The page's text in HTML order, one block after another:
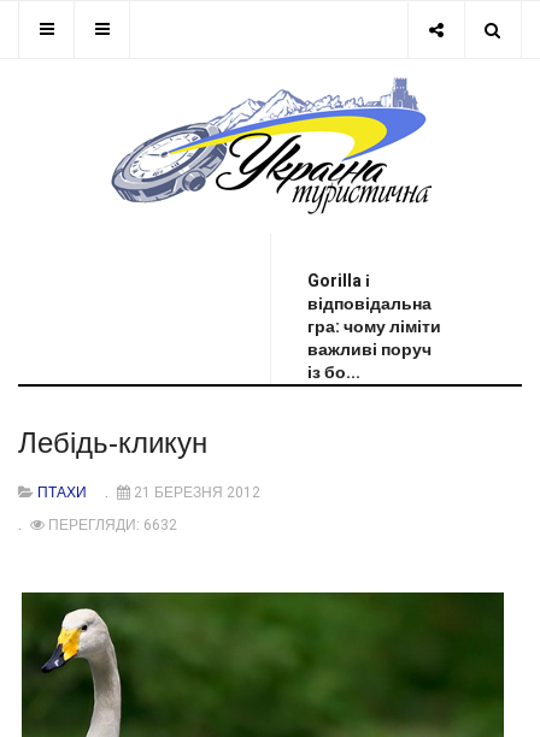
Gorilla і
відповідальна
гра: чому ліміти
важливі поруч
із бо...
Лебідь-кликун
ПТАХИ
21 БЕРЕЗНЯ 2012
ПЕРЕГЛЯДИ: 6632